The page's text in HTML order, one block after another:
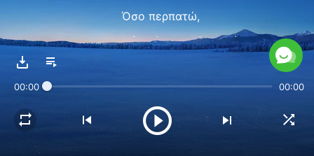
Όσο περπατώ,
το μονοπάτι είναι πιο λαμπρό.
το μονοπάτι είναι πιο λαμπρό.
Ⅱ
Η κρίση και η αποκάλυψη
00:00 00:00